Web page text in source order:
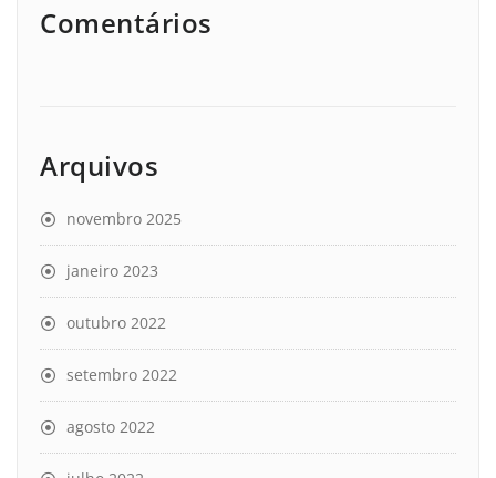
Comentários
Arquivos
novembro 2025
janeiro 2023
outubro 2022
setembro 2022
agosto 2022